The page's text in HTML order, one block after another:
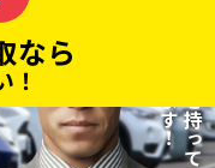
私たちが責任を持って
査定いたします！
なら
！